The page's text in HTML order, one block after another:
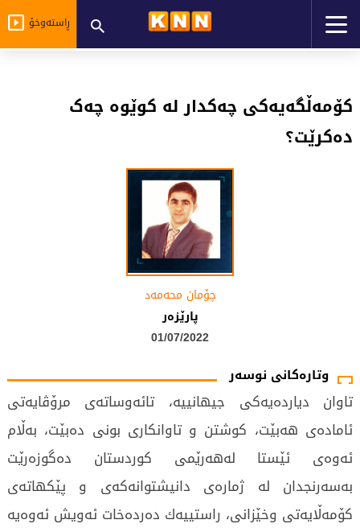
ڕاستەوخۆ
کۆمەڵگەیەکى چەکدار لە کوێوە چەک
دەکرێت؟
چۆمان محه‌مه‌د
پارێزەر
01/07/2022
وتارەکانی نوسەر
تاوان دیاردەیەكی جیهانییە، تائەوساتەی مرۆڤایەتی
ئامادەی هەبێت، كوشتن و تاوانكاری بونی دەبێت، بەڵام
ئەوەی ئێستا لەهەرێمی كوردستان دەگوزەرێت
بەسەرنجدان لە ژمارەی دانیشتوانەكەی و پێكهاتەی
كۆمەڵایەتی وخێزانی، راستییەك دەردەخات ئەویش ئەوەیە